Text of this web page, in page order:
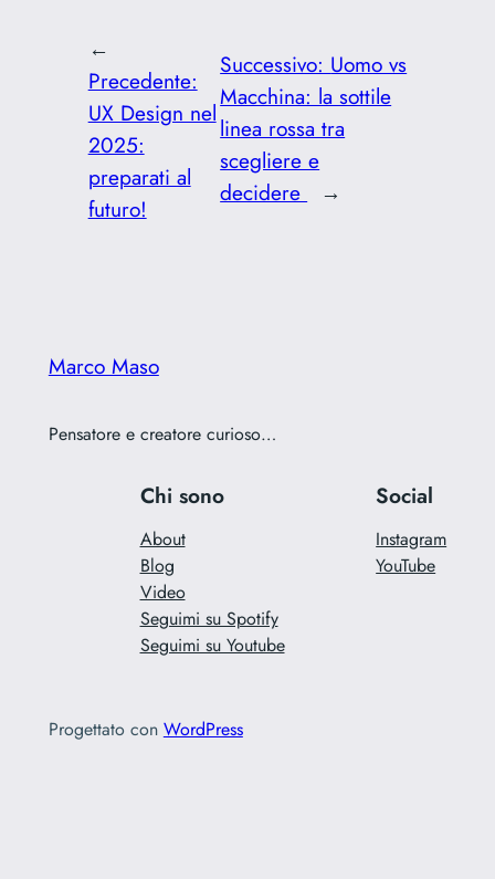
←
Precedente:
UX Design nel
2025:
preparati al
futuro!
Successivo: Uomo vs
Macchina: la sottile
linea rossa tra
scegliere e
decidere
→
Marco Maso
Pensatore e creatore curioso…
Chi sono
About
Blog
Video
Seguimi su Spotify
Seguimi su Youtube
Social
Instagram
YouTube
Progettato con WordPress